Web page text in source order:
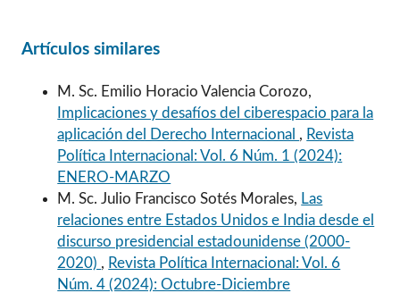
Artículos similares
M. Sc. Emilio Horacio Valencia Corozo,
Implicaciones y desafíos del ciberespacio para la
aplicación del Derecho Internacional , Revista
Política Internacional: Vol. 6 Núm. 1 (2024):
ENERO-MARZO
M. Sc. Julio Francisco Sotés Morales, Las
relaciones entre Estados Unidos e India desde el
discurso presidencial estadounidense (2000-
2020) , Revista Política Internacional: Vol. 6
Núm. 4 (2024): Octubre-Diciembre